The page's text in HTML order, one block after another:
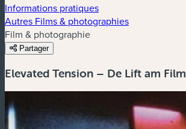
Informations pratiques
Autres Films & photographies
Film & photographie
Partager
Elevated Tension – De Lift am Film